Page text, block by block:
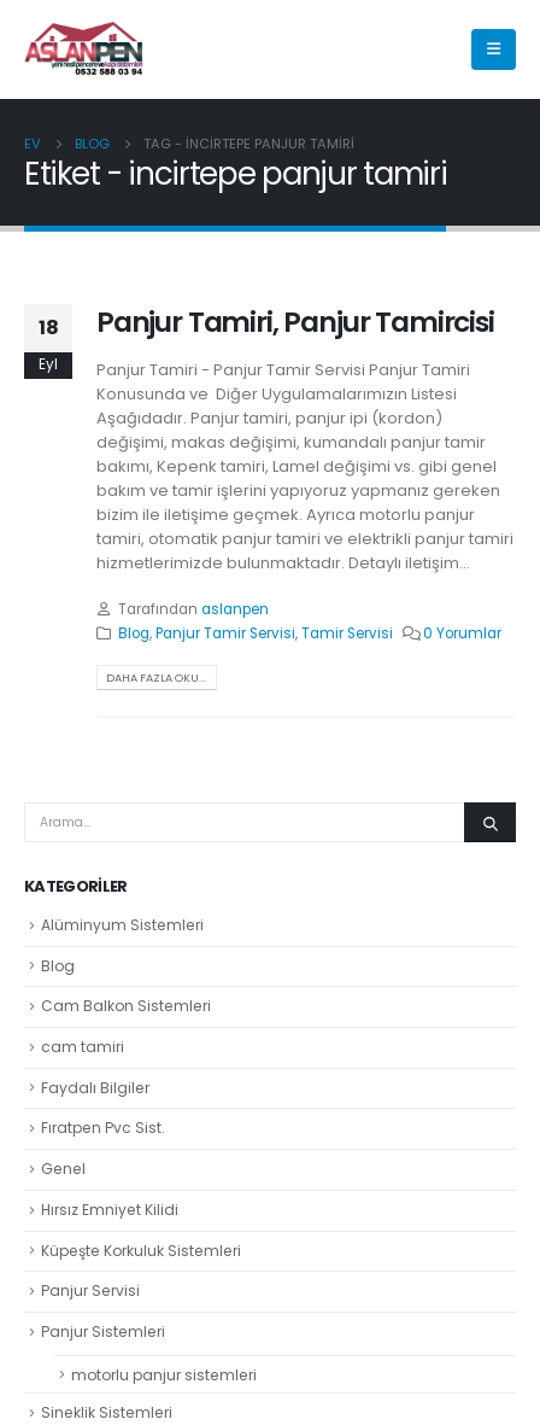
EV BLOG TAG - INCIRTEPE PANJUR TAMIRI
Etiket - incirtepe panjur tamiri
18
Eyl
Panjur Tamiri, Panjur Tamircisi
Panjur Tamiri - Panjur Tamir Servisi Panjur Tamiri
Konusunda ve Diğer Uygulamalarımızın Listesi
Aşağıdadır. Panjur tamiri, panjur ipi (kordon)
değişimi, makas değişimi, kumandalı panjur tamir
bakımı, Kepenk tamiri, Lamel değişimi vs. gibi genel
bakım ve tamir işlerini yapıyoruz yapmanız gereken
bizim ile iletişime geçmek. Ayrıca motorlu panjur
tamiri, otomatik panjur tamiri ve elektrikli panjur tamiri
hizmetlerimizde bulunmaktadır. Detaylı iletişim...
Tarafından aslanpen
Blog,Panjur Tamir Servisi,Tamir Servisi 0 Yorumlar
DAHA FAZLA OKU...
KATEGORILER
Alüminyum Sistemleri
Blog
Cam Balkon Sistemleri
cam tamiri
Faydalı Bilgiler
Fıratpen Pvc Sist.
Genel
Hırsız Emniyet Kilidi
Küpeşte Korkuluk Sistemleri
Panjur Servisi
Panjur Sistemleri
motorlu panjur sistemleri
Sineklik Sistemleri